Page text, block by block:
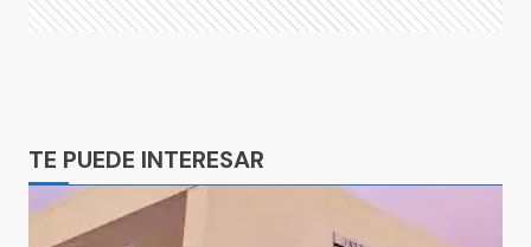
TE PUEDE INTERESAR